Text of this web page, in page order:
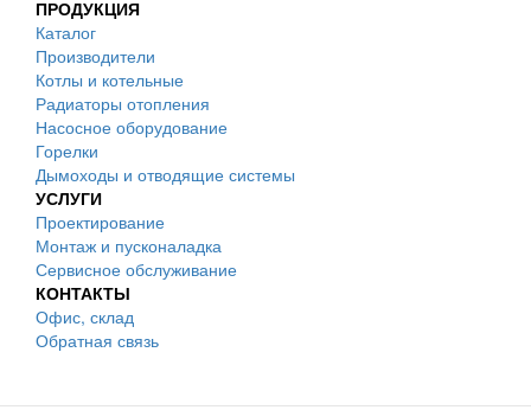
ПРОДУКЦИЯ
Каталог
Производители
Котлы и котельные
Радиаторы отопления
Насосное оборудование
Горелки
Дымоходы и отводящие системы
УСЛУГИ
Проектирование
Монтаж и пусконаладка
Сервисное обслуживание
КОНТАКТЫ
Офис, склад
Обратная связь